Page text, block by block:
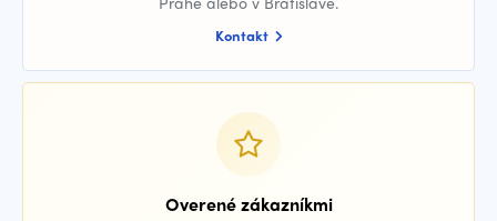
Kontakt
Overené zákazníkmi